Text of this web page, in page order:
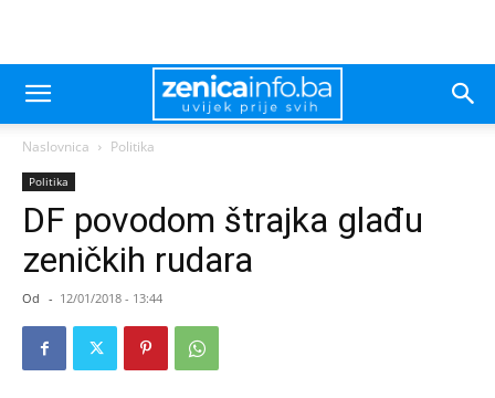
Naslovnica Politika
Politika
DF povodom štrajka glađu
zeničkih rudara
Od - 12/01/2018 - 13:44